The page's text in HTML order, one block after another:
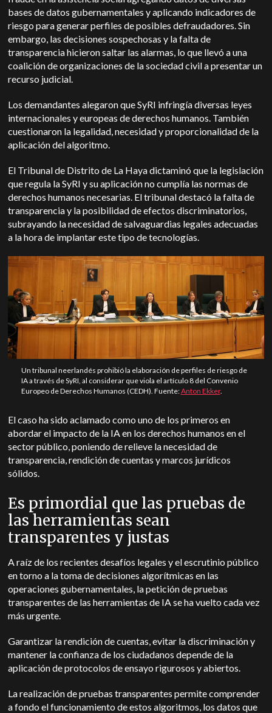
bases de datos gubernamentales y aplicando indicadores de
riesgo para generar perfiles de posibles defraudadores. Sin
embargo, las decisiones sospechosas y la falta de
transparencia hicieron saltar las alarmas, lo que llevó a una
coalición de organizaciones de la sociedad civil a presentar un
recurso judicial.
Los demandantes alegaron que SyRI infringía diversas leyes
internacionales y europeas de derechos humanos. También
cuestionaron la legalidad, necesidad y proporcionalidad de la
aplicación del algoritmo.
El Tribunal de Distrito de La Haya dictaminó que la legislación
que regula la SyRI y su aplicación no cumplía las normas de
derechos humanos necesarias. El tribunal destacó la falta de
transparencia y la posibilidad de efectos discriminatorios,
subrayando la necesidad de salvaguardias legales adecuadas
a la hora de implantar este tipo de tecnologías.
Un tribunal neerlandés prohibió la elaboración de perfiles de riesgo de
IA a través de SyRI, al considerar que viola el artículo 8 del Convenio
Europeo de Derechos Humanos (CEDH). Fuente:Anton Ekker.
El caso ha sido aclamado como uno de los primeros en
abordar el impacto de la IA en los derechos humanos en el
sector público, poniendo de relieve la necesidad de
transparencia, rendición de cuentas y marcos jurídicos
sólidos.
Es primordial que las pruebas de
las herramientas sean
transparentes y justas
A raíz de los recientes desafíos legales y el escrutinio público
en torno a la toma de decisiones algorítmicas en las
operaciones gubernamentales, la petición de pruebas
transparentes de las herramientas de IA se ha vuelto cada vez
más urgente.
Garantizar la rendición de cuentas, evitar la discriminación y
mantener la confianza de los ciudadanos depende de la
aplicación de protocolos de ensayo rigurosos y abiertos.
La realización de pruebas transparentes permite comprender
a fondo el funcionamiento de estos algoritmos, los datos que